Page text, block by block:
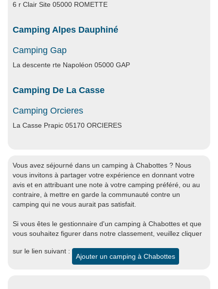
6 r Clair Site 05000 ROMETTE
Camping Alpes Dauphiné
Camping Gap
La descente rte Napoléon 05000 GAP
Camping De La Casse
Camping Orcieres
La Casse Prapic 05170 ORCIERES
Vous avez séjourné dans un camping à Chabottes ? Nous
vous invitons à partager votre expérience en donnant votre
avis et en attribuant une note à votre camping préféré, ou au
contraire, à mettre en garde la communauté contre un
camping qui ne vous aurait pas satisfait.
Si vous êtes le gestionnaire d'un camping à Chabottes et que
vous souhaitez figurer dans notre classement, veuillez cliquer
sur le lien suivant :
Ajouter un camping à Chabottes